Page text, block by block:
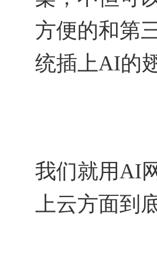
方便的和第
统插上AI的
我们就用AI
上云方面到